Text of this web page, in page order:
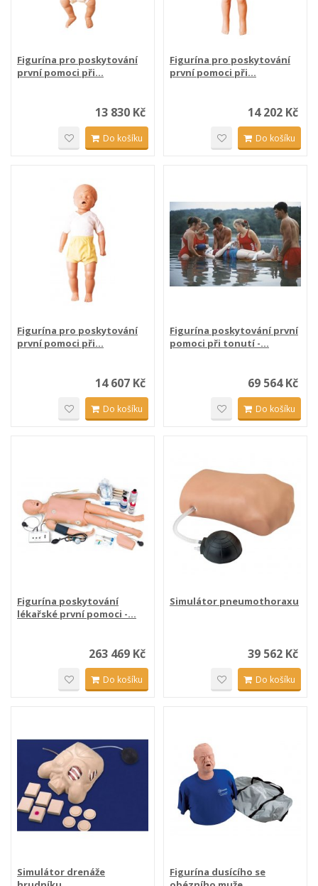
Figurína pro poskytování
první pomoci při...
13 830 Kč
Do košíku
Figurína pro poskytování
první pomoci při...
14 202 Kč
Do košíku
Figurína pro poskytování
první pomoci při...
14 607 Kč
Do košíku
Figurína poskytování první
pomoci při tonutí -...
69 564 Kč
Do košíku
Figurína poskytování
lékařské první pomoci -...
263 469 Kč
Do košíku
Simulátor pneumothoraxu
39 562 Kč
Do košíku
Simulátor drenáže
Figurína dusícího se